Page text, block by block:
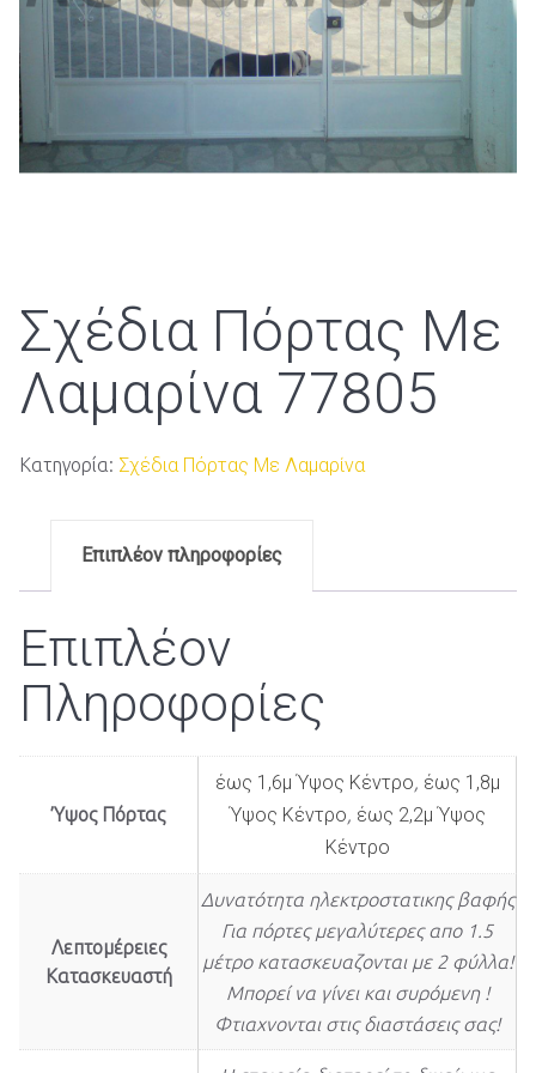
Σχέδια Πόρτας Με
Λαμαρίνα 77805
Κατηγορία: Σχέδια Πόρτας Με Λαμαρίνα
Επιπλέον πληροφορίες
Επιπλέον
Πληροφορίες
Ύψος Πόρτας
έως 1,6μ Ύψος Κέντρο, έως 1,8μ
Ύψος Κέντρο, έως 2,2μ Ύψος
Κέντρο
Λεπτομέρειες
Κατασκευαστή
Δυνατότητα ηλεκτροστατικης βαφής
Για πόρτες μεγαλύτερες απο 1.5
μέτρο κατασκευαζονται με 2 φύλλα!
Μπορεί να γίνει και συρόμενη !
Φτιαχνονται στις διαστάσεις σας!